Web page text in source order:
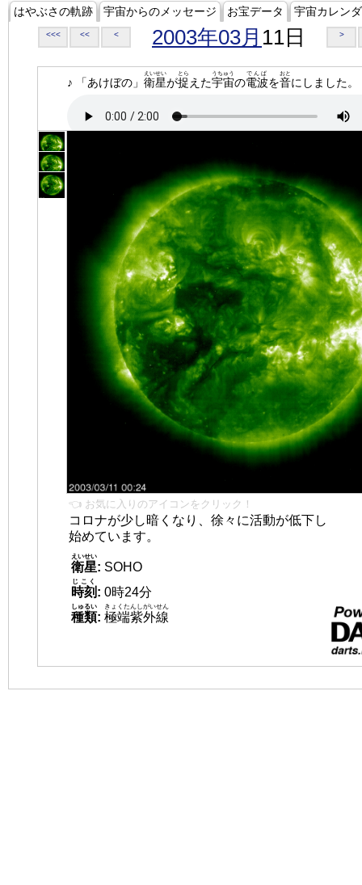
はやぶさの軌跡 宇宙からのメッセージ お宝データ 宇宙カレン
<<< << < 2003年03月 11日 >
♪ 「あけぼの」 衛星
えいせい
が捉
とら
えた宇宙
うちゅう
の電波
でんぱ
を音
おと
にしました。
👈 お気に入りのアイコンをクリック！
コロナが少し暗くなり、徐々に活動が低下し
始めています。
衛星
えいせい
: SOHO
時刻
じこく
: 0時24分
種類
しゅるい
: 極端紫外線
きょくたんしがいせん